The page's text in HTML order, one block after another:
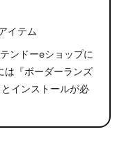
イテム
ンドーeショップに
は『ボーダーランズ
インストールが必